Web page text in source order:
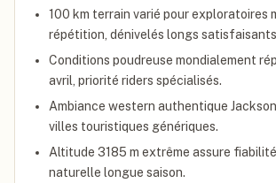
100 km terrain varié pour exploratoires
répétition, dénivelés longs
Conditions poudreuse mondialement
avril, priorité riders spécialisés.
Ambiance western authentique
villes touristiques génériques.
Altitude 3185 m extrême assure
naturelle longue saison.